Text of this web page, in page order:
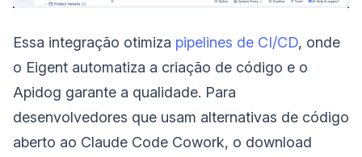
Essa integração otimiza pipelines de CI/CD, onde
o Eigent automatiza a criação de código e o
Apidog garante a qualidade. Para
desenvolvedores que usam alternativas de código
aberto ao Claude Code Cowork, o download